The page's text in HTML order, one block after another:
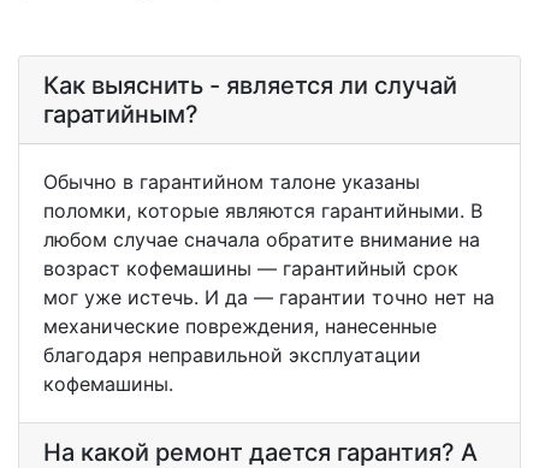
Как выяснить - является ли случай
гаратийным?
Обычно в гарантийном талоне указаны
поломки, которые являются гарантийными. В
любом случае сначала обратите внимание на
возраст кофемашины — гарантийный срок
мог уже истечь. И да — гарантии точно нет на
механические повреждения, нанесенные
благодаря неправильной эксплуатации
кофемашины.
На какой ремонт дается гарантия? А